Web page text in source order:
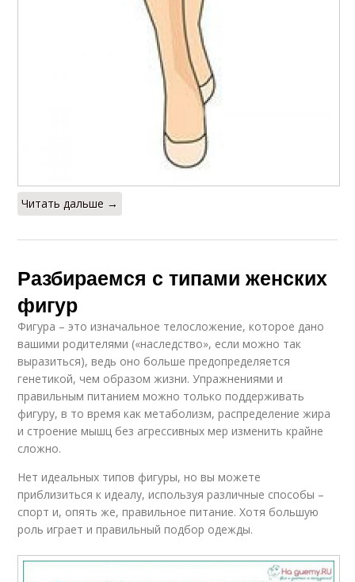
Читать дальше →
Разбираемся с типами женских
фигур
Фигура – это изначальное телосложение, которое дано
вашими родителями («наследство», если можно так
выразиться), ведь оно больше предопределяется
генетикой, чем образом жизни. Упражнениями и
правильным питанием можно только поддерживать
фигуру, в то время как метаболизм, распределение жира
и строение мышц без агрессивных мер изменить крайне
сложно.
Нет идеальных типов фигуры, но вы можете
приблизиться к идеалу, используя различные способы –
спорт и, опять же, правильное питание. Хотя большую
роль играет и правильный подбор одежды.